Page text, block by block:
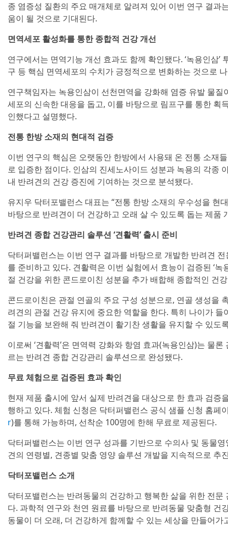
종 염증성 질환의 주요 매개체로 알려져 있어 이번 연구 결과
움이 될 것으로 기대된다.
면역세포 활성화를 통한 종합적 건강 개선
연구에서는 면역기능 개선 효과도 함께 확인됐다. ‘녹용인삼’
구 등 핵심 면역세포의 수치가 긍정적으로 변화하는 것으로
연구책임자는 녹용인삼이 선천면역을 강화해 염증 유발 물
세포의 신속한 대응을 돕고, 이를 바탕으로 림프구를 통한 획
인했다고 설명했다.
전통 한방 소재의 현대적 검증
이번 연구의 핵심은 오랫동안 한방에서 사용돼 온 전통 소재
로 입증한 점이다. 인삼의 진세노사이드 성분과 녹용의 각종
내 반려견의 건강 증진에 기여하는 것으로 분석됐다.
유지우 닥터포밸런스 대표는 “전통 한방 소재의 우수성을 현
바탕으로 반려견이 더 건강하고 오래 살 수 있도록 돕는 제품
반려견 종합 건강관리 솔루션 ‘견활력’ 출시 준비
닥터퍼밸런스는 이번 연구 결과를 바탕으로 개발한 반려견 전
를 준비하고 있다. 견활력은 이번 실험에서 효능이 검증된 ‘녹
절 건강을 위한 콘드로이친 성분을 추가 배합해 종합적인 건
콘드로이친은 관절 연골의 주요 구성 성분으로, 연골 생성을
려견의 관절 건강 유지에 중요한 역할을 한다. 특히 나이가
절 기능을 보완해 줘 반려견이 활기찬 생활을 유지할 수 있도
이로써 ‘견활력’은 면역력 강화와 항염 효과(녹용인삼)는 물
르는 반려견 종합 건강관리 솔루션으로 완성됐다.
무료 체험으로 검증된 효과 확인
현재 제품 출시에 앞서 실제 반려견을 대상으로 한 효과 검증
행하고 있다. 체험 신청은 닥터퍼밸런스 공식 샘플 신청 홈페
r)를 통해 가능하며, 선착순 100명에 한해 무료로 제공된다.
닥터퍼밸런스는 이번 연구 성과를 기반으로 수의사 및 동물
견의 연령별, 견종별 맞춤 영양 솔루션 개발을 지속적으로 추
닥터포밸런스 소개
닥터포밸런스는 반려동물의 건강하고 행복한 삶을 위한 전
다. 과학적 연구와 천연 원료를 바탕으로 반려동물 맞춤형 건
동물이 더 오래, 더 건강하게 함께할 수 있는 세상을 만들어가